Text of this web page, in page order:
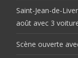
Saint-Jean-de-
août avec 3
Scène ouverte